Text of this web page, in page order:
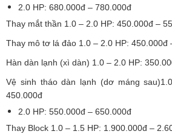
2.0 HP: 680.000đ – 780.000đ
Thay mắt thần 1.0 – 2.0 HP: 450.000đ –
Thay mô tơ lá đảo 1.0 – 2.0 HP: 450.000đ
Hàn dàn lạnh (xì dàn) 1.0 – 2.0 HP:
Vệ sinh tháo dàn lạnh (dơ máng
450.000đ
2.0 HP: 550.000đ – 650.000đ
Thay Block 1.0 – 1.5 HP: 1.900.000đ –